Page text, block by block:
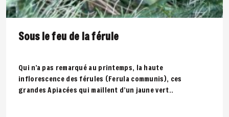
Sous le feu de la férule
Qui n’a pas remarqué au printemps, la haute
inflorescence des férules (Ferula communis), ces
grandes Apiacées qui maillent d’un jaune vert..